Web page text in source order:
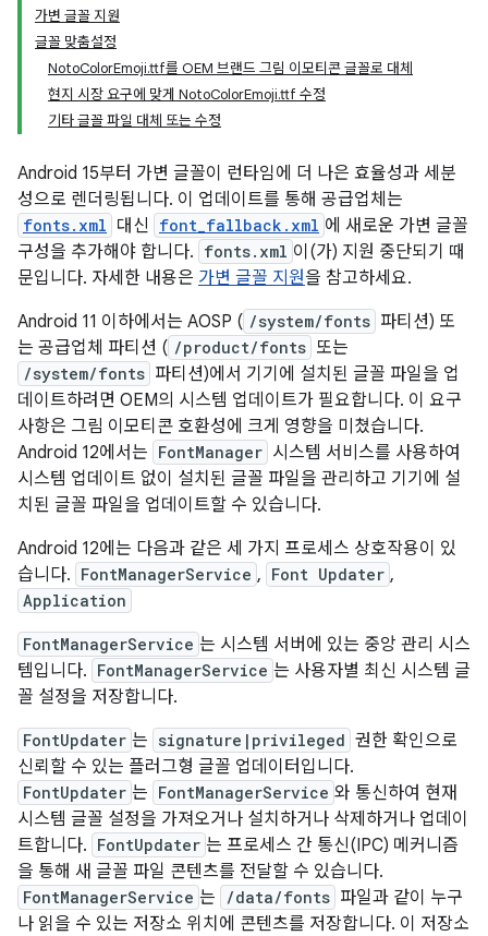
가변 글꼴 지원
글꼴 맞춤설정
NotoColorEmoji.ttf를 OEM 브랜드 그림 이모티콘 글꼴로 대체
현지 시장 요구에 맞게 NotoColorEmoji.ttf 수정
기타 글꼴 파일 대체 또는 수정
Android 15부터 가변 글꼴이 런타임에 더 나은 효율성과 세분
성으로 렌더링됩니다. 이 업데이트를 통해 공급업체는
fonts.xml 대신 font_fallback.xml 에 새로운 가변 글꼴
구성을 추가해야 합니다. fonts.xml 이(가) 지원 중단되기 때
문입니다. 자세한 내용은 가변 글꼴 지원을 참고하세요.
Android 11 이하에서는 AOSP ( /system/fonts 파티션) 또
는 공급업체 파티션 ( /product/fonts 또는
/system/fonts 파티션)에서 기기에 설치된 글꼴 파일을 업
데이트하려면 OEM의 시스템 업데이트가 필요합니다. 이 요구
사항은 그림 이모티콘 호환성에 크게 영향을 미쳤습니다.
Android 12에서는 FontManager 시스템 서비스를 사용하여
시스템 업데이트 없이 설치된 글꼴 파일을 관리하고 기기에 설
치된 글꼴 파일을 업데이트할 수 있습니다.
Android 12에는 다음과 같은 세 가지 프로세스 상호작용이 있
습니다. FontManagerService , Font Updater ,
Application
FontManagerService 는 시스템 서버에 있는 중앙 관리 시스
템입니다. FontManagerService 는 사용자별 최신 시스템 글
꼴 설정을 저장합니다.
FontUpdater 는 signature|privileged 권한 확인으로
신뢰할 수 있는 플러그형 글꼴 업데이터입니다.
FontUpdater 는 FontManagerService 와 통신하여 현재
시스템 글꼴 설정을 가져오거나 설치하거나 삭제하거나 업데이
트합니다. FontUpdater 는 프로세스 간 통신(IPC) 메커니즘
을 통해 새 글꼴 파일 콘텐츠를 전달할 수 있습니다.
FontManagerService 는 /data/fonts 파일과 같이 누구
나 읽을 수 있는 저장소 위치에 콘텐츠를 저장합니다. 이 저장소